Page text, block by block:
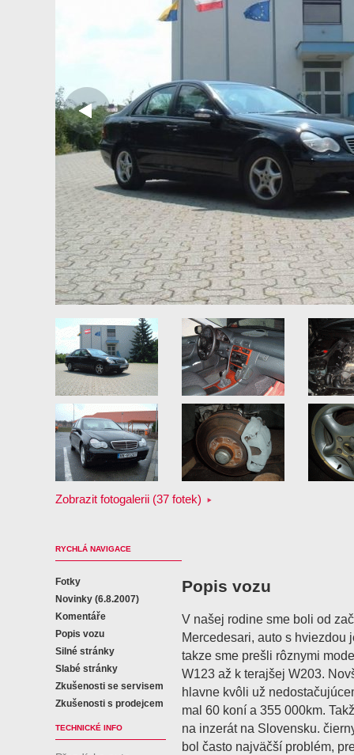
Zobrazit fotogalerii (37 fotek)
RYCHLÁ NAVIGACE
Fotky
Novinky (6.8.2007)
Komentáře
Popis vozu
Silné stránky
Slabé stránky
Zkušenosti se servisem
Zkušenosti s prodejcem
TECHNICKÉ INFO
Popis vozu
V našej rodine sme boli od
Mercedesari, auto s hviezdou
takze sme prešli rôznymi
W123 až k terajšej W203.
hlavne kvôli už
mal 60 koní a 355 000km.
na inzerát na Slovensku.
bol často najväčší problém,